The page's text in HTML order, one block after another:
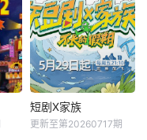
短剧X家族
更新至第20260717期